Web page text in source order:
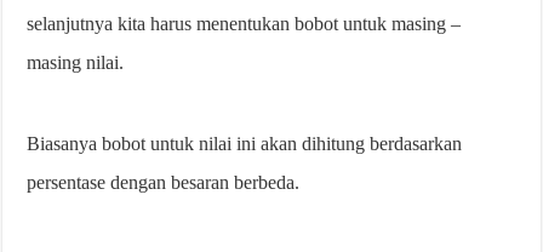
selanjutnya kita harus menentukan bobot untuk masing –
masing nilai.
Biasanya bobot untuk nilai ini akan dihitung berdasarkan
persentase dengan besaran berbeda.